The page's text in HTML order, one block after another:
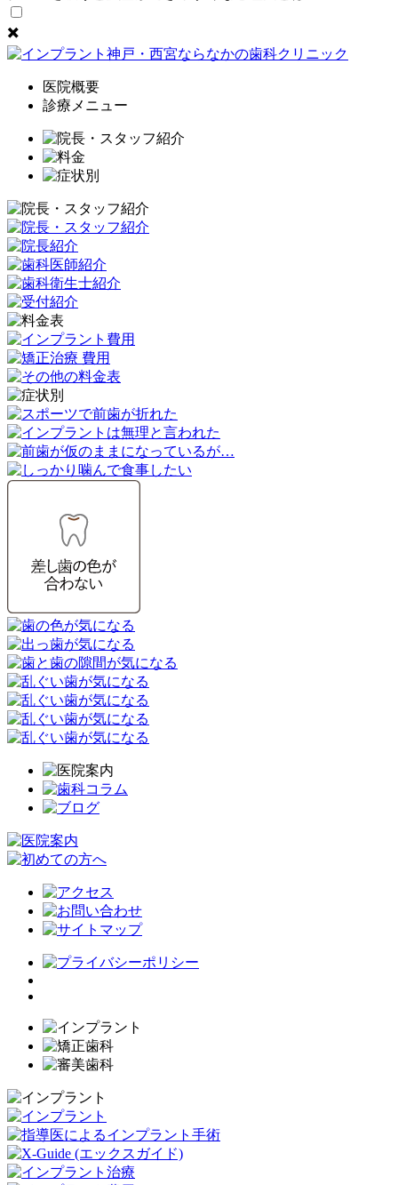
✖️
医院概要
診療メニュー